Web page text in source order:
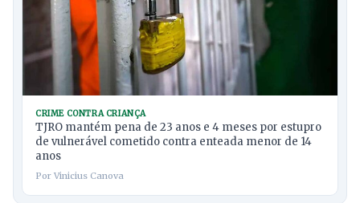
CRIME CONTRA CRIANÇA
TJRO mantém pena de 23 anos e 4 meses por estupro
de vulnerável cometido contra enteada menor de 14
anos
Por Vinicius Canova